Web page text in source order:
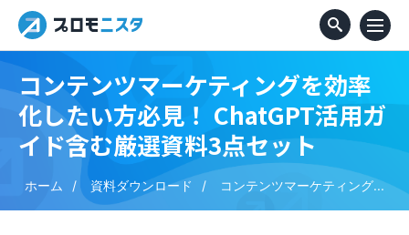
コンテンツマーケティングを効率
化したい方必見！ ChatGPT活用ガ
イド含む厳選資料3点セット
ホーム 資料ダウンロード コンテンツマーケティング...